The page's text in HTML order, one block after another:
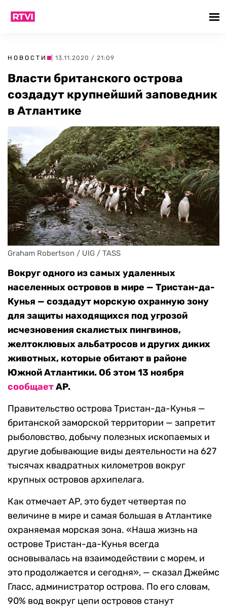
НОВОСТИ | 13.11.2020 / 21:09
Власти британского острова
создадут крупнейший заповедник
в Атлантике
Graham Robertson / UIG / TASS
Вокруг одного из самых удаленных
населенных островов в мире — Тристан-да-
Кунья — создадут морскую охранную зону
для защиты находящихся под угрозой
исчезновения скалистых пингвинов,
желтоклювых альбатросов и других диких
животных, которые обитают в районе
Южной Атлантики. Об этом 13 ноября
сообщаетAP.
Правительство острова Тристан-да-Кунья —
британской заморской территории — запретит
рыболовство, добычу полезных ископаемых и
другие добывающие виды деятельности на 627
тысячах квадратных километров вокруг
крупных островов архипелага.
Как отмечает AP, это будет четвертая по
величине в мире и самая большая в Атлантике
охраняемая морская зона. «Наша жизнь на
острове Тристан-да-Кунья всегда
основывалась на взаимодействии с морем, и
это продолжается и сегодня», — сказал Джеймс
Гласс, администратор острова. По его словам,
90% вод вокруг цепи островов станут